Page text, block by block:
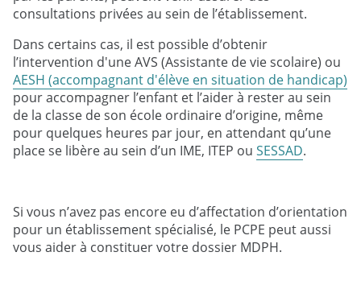
consultations privées au sein de l’établissement.
Dans certains cas, il est possible d’obtenir
l’intervention d'une AVS (Assistante de vie scolaire) ou
AESH (accompagnant d'élève en situation de handicap)
pour accompagner l’enfant et l’aider à rester au sein
de la classe de son école ordinaire d’origine, même
pour quelques heures par jour, en attendant qu’une
place se libère au sein d’un IME, ITEP ou SESSAD.
Si vous n’avez pas encore eu d’affectation d’orientation
pour un établissement spécialisé, le PCPE peut aussi
vous aider à constituer votre dossier MDPH.